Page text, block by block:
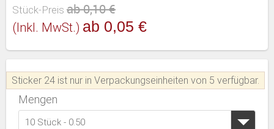
Stück-Preis ab 0,10 €
(inkl. MwSt.) ab 0,05 €
Sticker 24 ist nur in Verpackungseinheiten von 5 verfügbar.
Mengen
10 Stück - 0.50